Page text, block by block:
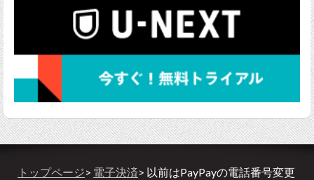
トップページ> 電子決済> 以前はPayPayの電話番号変更